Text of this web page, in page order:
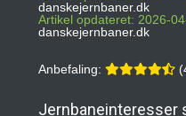
danskejernbaner.dk
Artikel opdateret: 2026-
danskejernbaner.dk
Anbefaling:
Jernbaneinteresser